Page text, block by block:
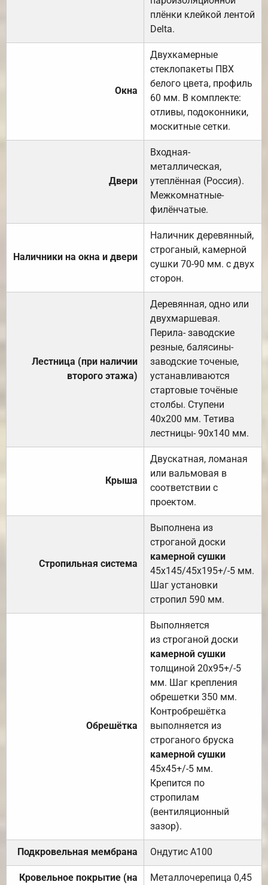
плёнки клейкой лентой
Delta.
Окна
Двухкамерные
стеклопакеты ПВХ
белого цвета, профиль
60 мм. В комплекте:
отливы, подоконники,
москитные сетки.
Двери
Входная-
металлическая,
утеплённая (Россия).
Межкомнатные-
филёнчатые.
Наличники на окна и двери
Наличник деревянный,
строганый, камерной
сушки 70-90 мм. с двух
сторон.
Лестница (при наличии
второго этажа)
Деревянная, одно или
двухмаршевая.
Перила- заводские
резные, балясины-
заводские точеные,
устанавливаются
стартовые точёные
столбы. Ступени
40х200 мм. Тетива
лестницы- 90х140 мм.
Крыша
Двускатная, ломаная
или вальмовая в
соответствии с
проектом.
Стропильная система
Выполнена из
строганой доски
камерной сушки
45х145/45х195+/-5 мм.
Шаг установки
стропил 590 мм.
Обрешётка
Выполняется
из строганой доски
камерной сушки
толщиной 20х95+/-5
мм. Шаг крепления
обрешетки 350 мм.
Контробрешётка
выполняется из
строганого бруска
камерной сушки
45х45+/-5 мм.
Крепится по
стропилам
(вентиляционный
зазор).
Подкровельная мембрана Ондутис А100
Кровельное покрытие (на
Металлочерепица 0,45